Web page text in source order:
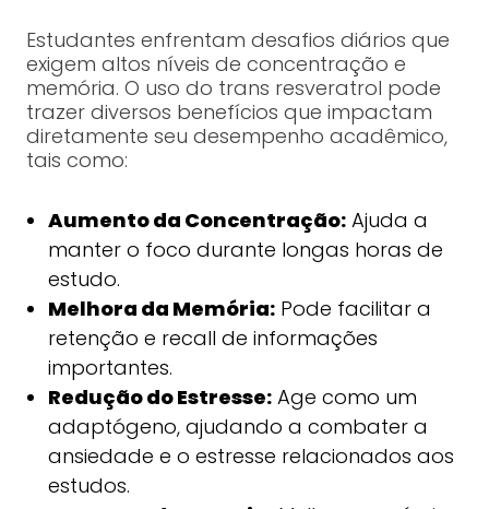
Estudantes enfrentam desafios diários que
exigem altos níveis de concentração e
memória. O uso do trans resveratrol pode
trazer diversos benefícios que impactam
diretamente seu desempenho acadêmico,
tais como:
Aumento da Concentração:Ajuda a
manter o foco durante longas horas de
estudo.
Melhora da Memória:Pode facilitar a
retenção e recall de informações
importantes.
Redução do Estresse:Age como um
adaptógeno, ajudando a combater a
ansiedade e o estresse relacionados aos
estudos.